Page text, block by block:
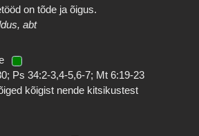
on tõde ja õigus.
abt
Ps 34:2-3,4-5,6-7; Mt 6:19-23
kõigist nende kitsikustest